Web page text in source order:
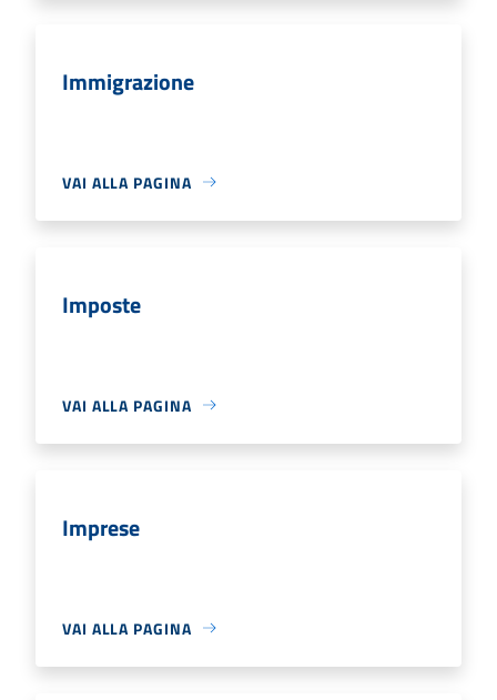
Immigrazione
VAI ALLA PAGINA
Imposte
VAI ALLA PAGINA
Imprese
VAI ALLA PAGINA